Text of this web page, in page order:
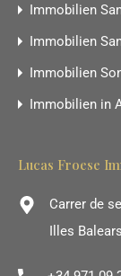
Immobilien
Immobilien
Immobilien
Immobilien in
Lucas Froese
Carrer de
Illes